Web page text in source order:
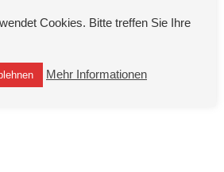
Cookies. Bitte treffen Sie Ihre
Mehr Informationen